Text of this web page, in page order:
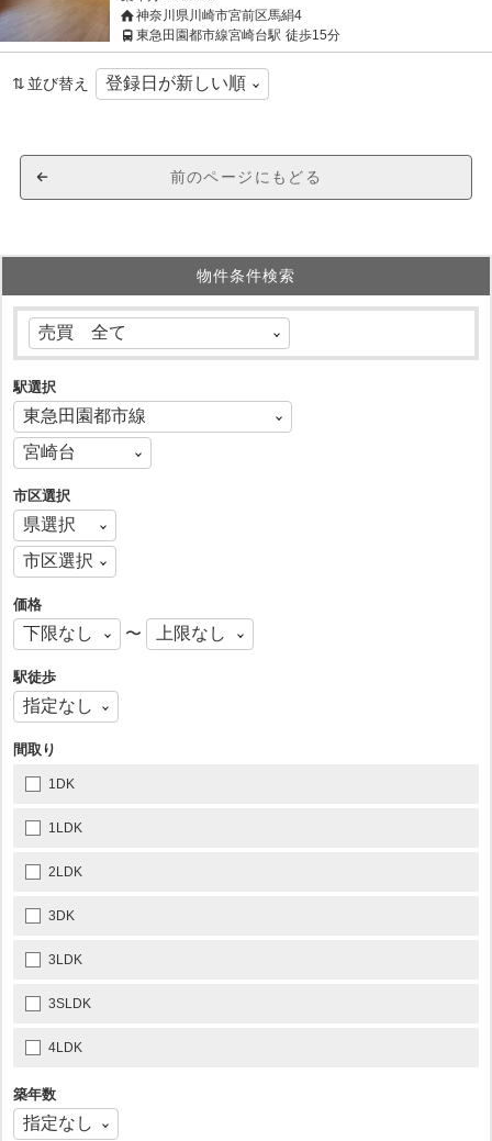
神奈川県川崎市宮前区馬絹4
東急田園都市線宮崎台駅 徒歩15分
並び替え
前のページにもどる
物件条件検索
駅選択
市区選択
価格
〜
駅徒歩
間取り
1DK
1LDK
2LDK
3DK
3LDK
3SLDK
4LDK
築年数